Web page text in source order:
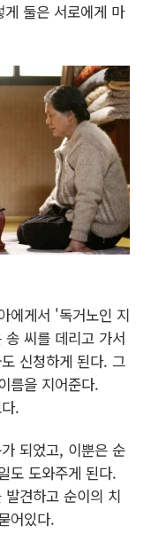
둘은 서로에게 마
에게서 '독거노인 지
씨를 데리고 가서
신청하게 된다. 그
름을 지어준다.
.
되었고, 이뿐은 순
도 도와주게 된다.
견하고 순이의 치
어있다.